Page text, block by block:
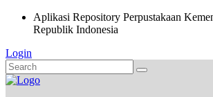
Aplikasi Repository Perpustakaan
Republik Indonesia
Login